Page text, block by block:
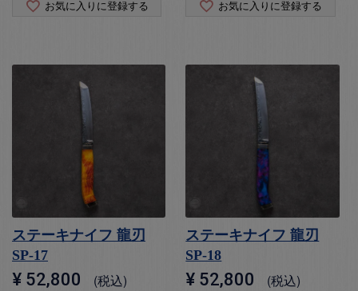
お気に入りに登録する お気に入りに登録する
ステーキナイフ 龍刃
SP-17
¥ 52,800 税込
ステーキナイフ 龍刃
SP-18
¥ 52,800 税込